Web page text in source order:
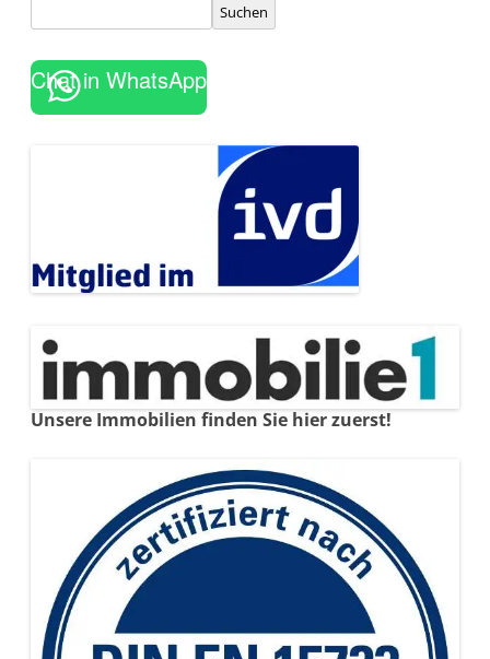
Suchen
Chat in WhatsApp
Unsere Immobilien finden Sie hier zuerst!